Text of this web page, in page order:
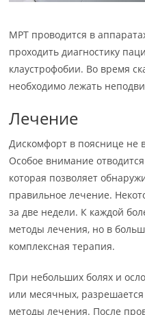
МРТ проводится в
проходить диагностику
клаустрофобии. Во время
необходимо лежать
Лечение
Дискомфорт в пояснице не
Особое внимание
которая позволяет
правильное лечение.
за две недели. К каждой
методы лечения, но в
комплексная терапия.
При небольших болях и
или месячных,
методы лечения. После